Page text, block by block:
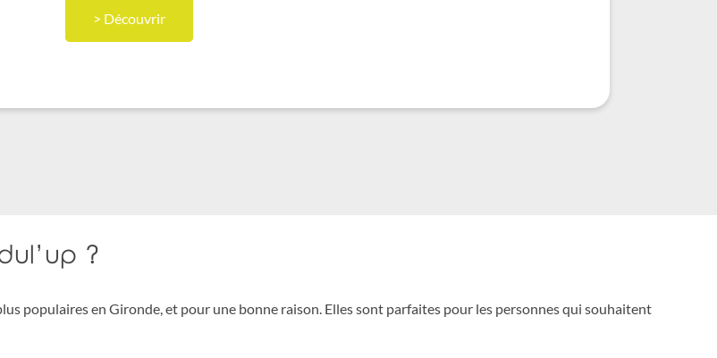
> Découvrir
?
populaires en Gironde, et pour une bonne raison. Elles sont parfaites pour les personnes qui souhaitent